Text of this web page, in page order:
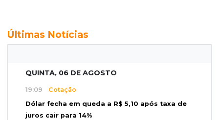
Últimas Notícias
QUINTA, 06 DE AGOSTO
19:09 Cotação
Dólar fecha em queda a R$ 5,10 após taxa de
juros cair para 14%